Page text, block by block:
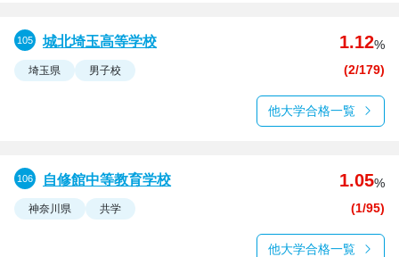
城北埼玉高等学校 1.12%
埼玉県 男子校 (2/179)
他大学合格一覧
自修館中等教育学校 1.05%
神奈川県 共学 (1/95)
他大学合格一覧